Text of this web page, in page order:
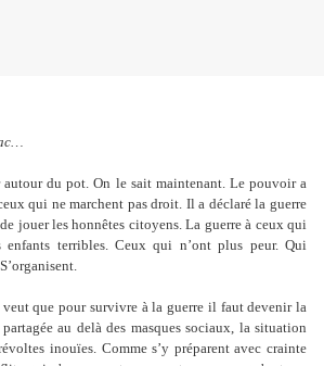
autour du pot. On le sait maintenant. Le pouvoir a
qui ne marchent pas droit. Il a déclaré la guerre
jouer les honnêtes citoyens. La guerre à ceux qui
terribles. Ceux qui n’ont plus peur. Qui
’organisent.
que pour survivre à la guerre il faut devenir la
au delà des masques sociaux, la situation
inouïes. Comme s’y préparent avec crainte